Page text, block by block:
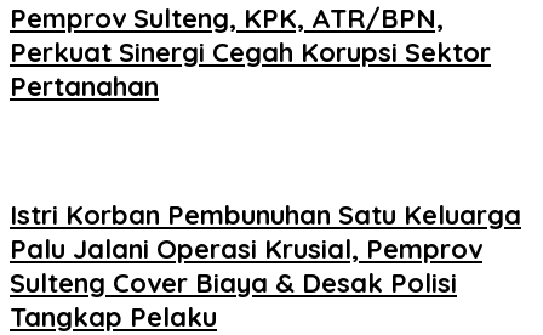
Pemprov Sulteng, KPK, ATR/BPN,
Perkuat Sinergi Cegah Korupsi Sektor
Pertanahan
Istri Korban Pembunuhan Satu Keluarga
Palu Jalani Operasi Krusial, Pemprov
Sulteng Cover Biaya & Desak Polisi
Tangkap Pelaku